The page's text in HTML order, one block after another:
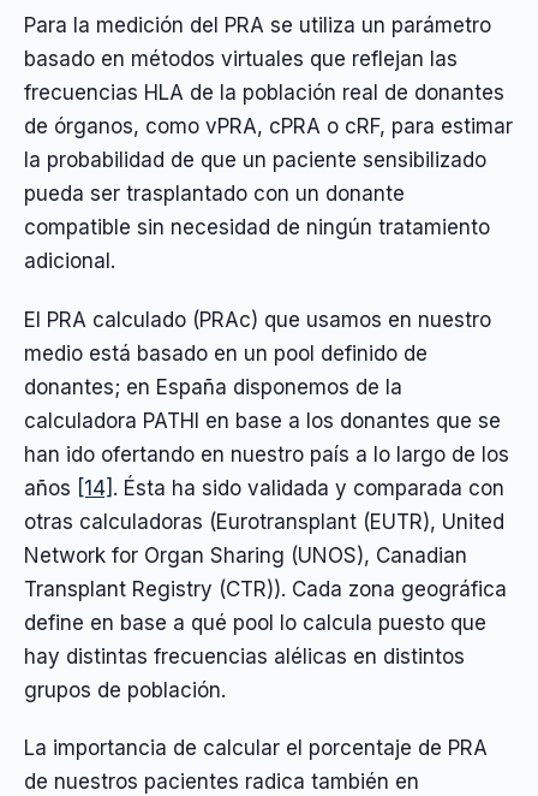
Para la medición del PRA se utiliza un parámetro
basado en métodos virtuales que reflejan las
frecuencias HLA de la población real de donantes
de órganos, como vPRA, cPRA o cRF, para estimar
la probabilidad de que un paciente sensibilizado
pueda ser trasplantado con un donante
compatible sin necesidad de ningún tratamiento
adicional.
El PRA calculado (PRAc) que usamos en nuestro
medio está basado en un pool definido de
donantes; en España disponemos de la
calculadora PATHI en base a los donantes que se
han ido ofertando en nuestro país a lo largo de los
años [14] . Ésta ha sido validada y comparada con
otras calculadoras (Eurotransplant (EUTR), United
Network for Organ Sharing (UNOS), Canadian
Transplant Registry (CTR)). Cada zona geográfica
define en base a qué pool lo calcula puesto que
hay distintas frecuencias alélicas en distintos
grupos de población.
La importancia de calcular el porcentaje de PRA
de nuestros pacientes radica también en